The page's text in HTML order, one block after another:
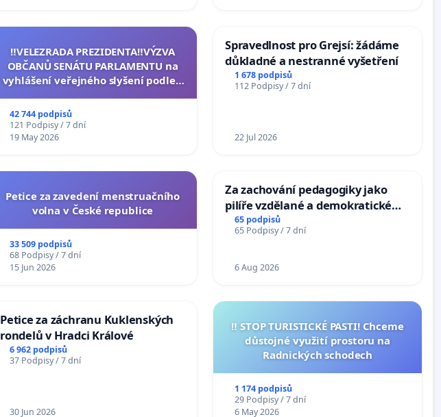
‼️VELEZRADA PREZIDENTA‼️VÝZVA
OBČANŮ SENÁTU PARLAMENTU na
vyhlášení veřejného slyšení podle §
na přijetí usnesení k podání ústavní
žaloby na prezidenta republiky
42 744 podpisů
121 Podpisy / 7 dní
19 May 2026
Spravedlnost pro Grejsí: žádáme
důkladné a nestranné vyšetření
1 678 podpisů
112 Podpisy / 7 dní
22 Jul 2026
Petice za zavedení menstruačního
volna v České republice
33 509 podpisů
68 Podpisy / 7 dní
15 Jun 2026
Za zachování pedagogiky jako
pilíře vzdělané a demokratické
společnosti
65 podpisů
65 Podpisy / 7 dní
6 Aug 2026
Petice za záchranu Kuklenských
rondelů v Hradci Králové
6 962 podpisů
37 Podpisy / 7 dní
30 Jun 2026
‼️ STOP TURISTICKÉ PASTI! Chceme
důstojné využití prostoru na
Radnických schodech
1 174 podpisů
29 Podpisy / 7 dní
6 May 2026